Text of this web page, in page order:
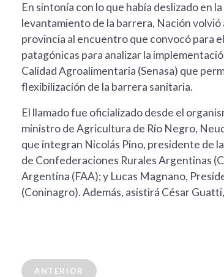
En sintonía con lo que había deslizado en
levantamiento de la barrera, Nación volvió
provincia al encuentro que convocó para
patagónicas para analizar la
Calidad Agroalimentaria (Senasa) que
flexibilización de la barrera sanitaria.
El llamado fue oficializado desde el
ministro de Agricultura de Río Negro,
que integran Nicolás Pino, presidente de
de Confederaciones Rurales Argentinas
Argentina (FAA); y Lucas Magnano,
(Coninagro). Además, asistirá César
ANTERIOR